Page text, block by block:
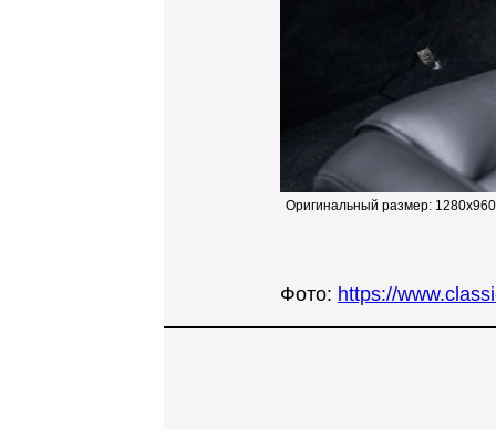
Оригинальный размер:
Фото: https://